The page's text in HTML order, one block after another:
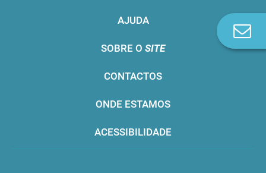
AJUDA
SOBRE O SITE
CONTACTOS
ONDE ESTAMOS
ACESSIBILIDADE